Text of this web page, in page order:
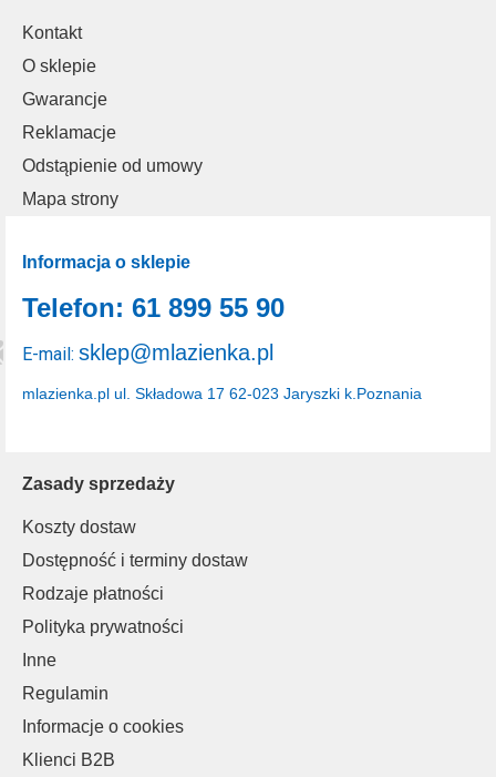
Kontakt
O sklepie
Gwarancje
Reklamacje
Odstąpienie od umowy
Mapa strony
Zasady sprzedaży
Koszty dostaw
Dostępność i terminy dostaw
Rodzaje płatności
Polityka prywatności
Inne
Regulamin
Informacje o cookies
Klienci B2B
Informacja o sklepie
mlazienka.pl ul. Składowa 17 62-023 Jaryszki k.Poznania
Telefon: 61 899 55 90
E-mail: sklep@mlazienka.pl